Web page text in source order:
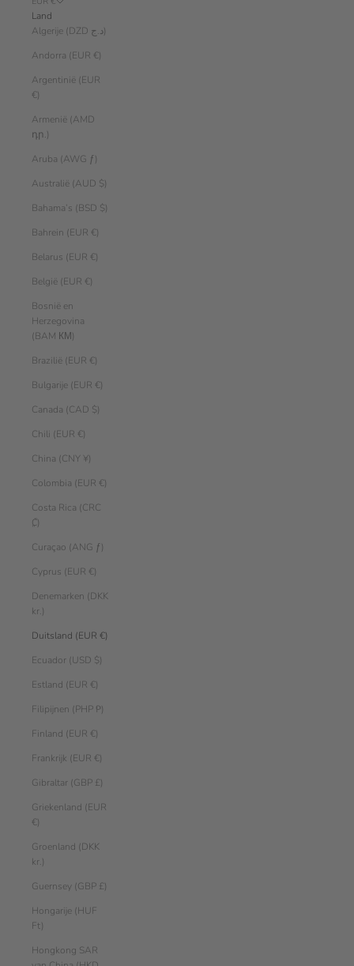
Land
Algerije (DZD د.ج)
Andorra (EUR €)
Argentinië (EUR
€)
Armenië (AMD
դր.)
Aruba (AWG ƒ)
Australië (AUD $)
Bahama’s (BSD $)
Bahrein (EUR €)
Belarus (EUR €)
België (EUR €)
Bosnië en
Herzegovina
(BAM КМ)
Brazilië (EUR €)
Bulgarije (EUR €)
Canada (CAD $)
Chili (EUR €)
China (CNY ¥)
Colombia (EUR €)
Costa Rica (CRC
₡)
Curaçao (ANG ƒ)
Cyprus (EUR €)
Denemarken (DKK
kr.)
Duitsland (EUR €)
Ecuador (USD $)
Estland (EUR €)
Filipijnen (PHP ₱)
Finland (EUR €)
Frankrijk (EUR €)
Gibraltar (GBP £)
Griekenland (EUR
€)
Groenland (DKK
kr.)
Guernsey (GBP £)
Hongarije (HUF
Ft)
Hongkong SAR